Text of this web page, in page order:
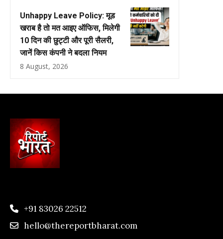
Unhappy Leave Policy: मूड
खराब है तो मत आइए ऑफिस, मिलेगी
10 दिन की छुट्टी और पूरी सैलरी,
जानें किस कंपनी ने बदला नियम
8 August, 2026
+91 83026 22512
hello@thereportbharat.com